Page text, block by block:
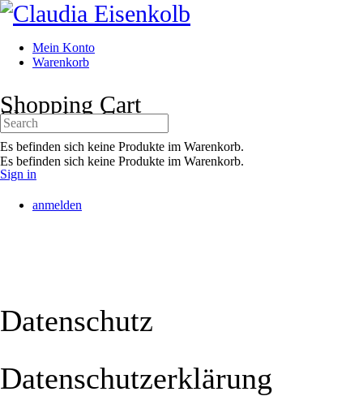
Toggle
Side
Mein Konto
Warenkorb
options
Shopping Cart
Es befinden sich keine Produkte im Warenkorb.
Sign in
Shopping Cart
Es befinden sich keine Produkte im Warenkorb.
Search
for:
anmelden
Datenschutz
Datenschutzerklärung